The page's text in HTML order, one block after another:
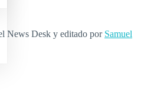
News Desk y editado por Samuel